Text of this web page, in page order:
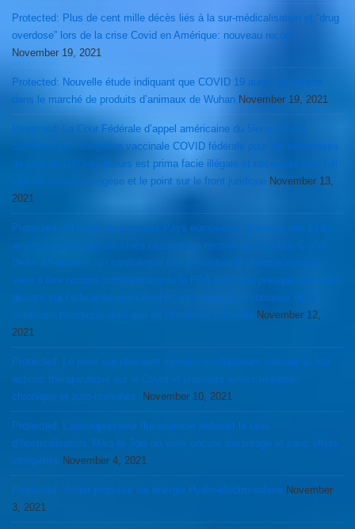
Protected: Plus de cent mille décès liés à la sur-médicalisation et “drug
overdose” lors de la crise Covid en Amérique: nouveau record
November 19, 2021
Protected: Nouvelle étude indiquant que COVID 19 aurait sa source
dans le marché de produits d’animaux de Wuhan November 19, 2021
Protected: La Cour Fédérale d’appel américaine du 5ieme circuit
confirme que l’obligation vaccinale COVID fédérale pour les entreprises
de plus de 100 travailleurs est prima facie illégale et nécessite une “full
judicial review”: exégèse et le point sur le front juridique
November 13,
2021
Protected: A l’instar de plusieurs Pays européens, plusieurs des Etats
américains les plus vaccinés cassent les records en infection Covid-
Delta. Meanwhile, un cardiologue très pro-industrie pharmaceutique
vient d’être nommé commissaire de la FDA alors que presque rien n’est
déclaré sur l’efficacité anti-Covid et anti-maladies chroniques de la
médecine holistique ainsi que de l’immunité naturelle November 12,
2021
Protected: Le point sur plusieurs immuno-modulateurs naturels et leur
actions thérapeutique sur le Covid et plusieurs autres maladies
chronique et auto-immunes.
November 10, 2021
Protected: L’antidepresseur fluvoxamine réduirait le taux
d’hospitalisation. Mais la Joie de vivre encore davantage et sans effets
iatrogènes November 4, 2021
Protected: Voilier propulsé via énergie Hydro-électro-solaire November
3, 2021